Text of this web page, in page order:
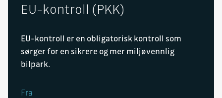
EU-kontroll (PKK)
EU-kontroll er en obligatorisk kontroll som
sørger for en sikrere og mer miljøvennlig
bilpark.
Fra